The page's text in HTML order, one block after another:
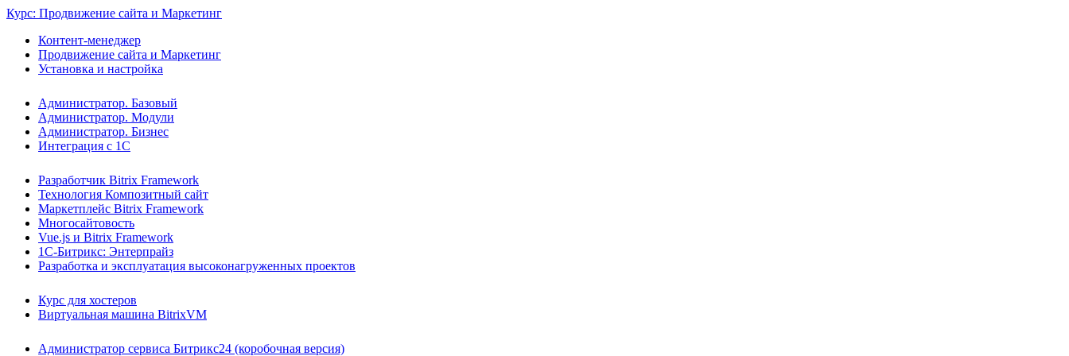
Курс: Продвижение сайта и Маркетинг
Контент-менеджер
Продвижение сайта и Маркетинг
Установка и настройка
Администратор. Базовый
Администратор. Модули
Администратор. Бизнес
Интеграция с 1С
Разработчик Bitrix Framework
Технология Композитный сайт
Маркетплейс Bitrix Framework
Многосайтовость
Vue.js и Bitrix Framework
1С-Битрикс: Энтерпрайз
Разработка и эксплуатация высоконагруженных проектов
Курс для хостеров
Виртуальная машина BitrixVM
Администратор сервиса Битрикс24 (коробочная версия)